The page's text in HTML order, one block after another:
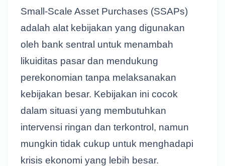
Small-Scale Asset Purchases (SSAPs)
adalah alat kebijakan yang digunakan
oleh bank sentral untuk menambah
likuiditas pasar dan mendukung
perekonomian tanpa melaksanakan
kebijakan besar. Kebijakan ini cocok
dalam situasi yang membutuhkan
intervensi ringan dan terkontrol, namun
mungkin tidak cukup untuk menghadapi
krisis ekonomi yang lebih besar.